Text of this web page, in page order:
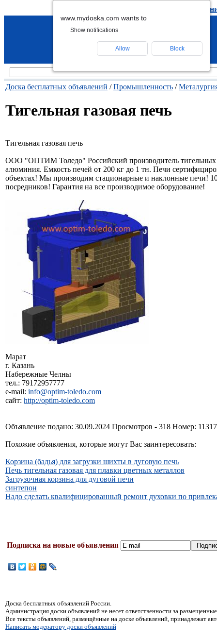
удалить
Доска бесплатных объявлений /Промышленность /
Тигельная газовая печь
Тигельная газовая печь
ООО "ОПТИМ Толедо" Российский производитель тигельных
алюминия. Емкость печей от 200 кг до 1 тн. Печи
объектах! Мы производим стационарные и наклонные печи!
посредников! Гарантия на все производимое оборудование!
Марат
г. Казань
Набережные Челны
тел.: 79172957777
e-mail: info@optim-toledo.com
сайт: http://optim-toledo.com
Объявление подано: 30.09.2024 Просмотров - 318 Номер:
Похожие объявления, которые могут Вас заинтересовать:
Корзина (бадья) для загрузки шихты в дуговую печь
Печь тигельная газовая для плавки цветных металлов
Загрузочная корзина для дуговой печи
синтепон
Надо сделать квалифицированный ремонт духовки по
Подписка на новые объявления
Доска бесплатных объявлений России.
Администрация доски объявлений не несет ответственности за
Все тексты объявлений, размещённые на доске объявлений, принадлежат
Написать модератору доски объявлений
www.mydoska.com wants to
Show notifications
Allow Block